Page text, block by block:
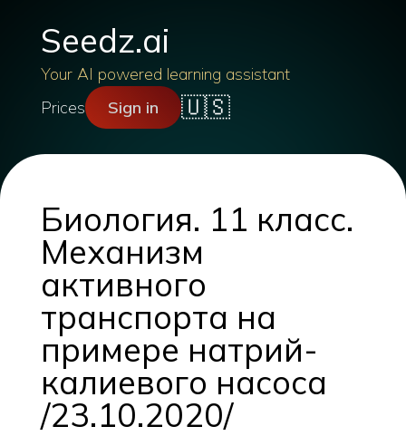
Seedz.ai
Your AI powered learning assistant
Prices
Sign in 🇺🇸
Биология. 11 класс.
Механизм
активного
транспорта на
примере натрий-
калиевого насоса
/23.10.2020/